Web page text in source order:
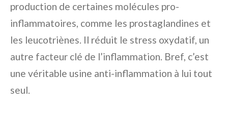
production de certaines molécules pro-
inflammatoires, comme les prostaglandines et
les leucotriènes. Il réduit le stress oxydatif, un
autre facteur clé de l’inflammation. Bref, c’est
une véritable usine anti-inflammation à lui tout
seul.